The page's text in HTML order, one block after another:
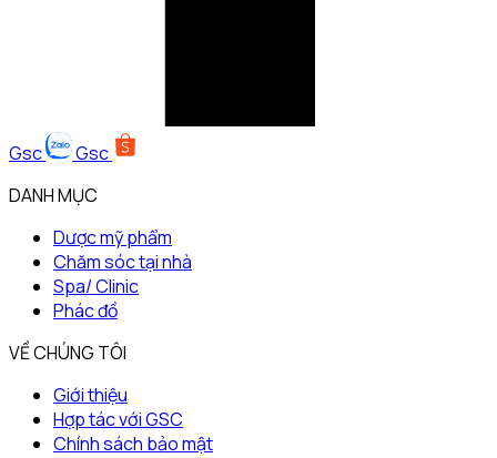
Gsc
Gsc
DANH MỤC
Dược mỹ phẩm
Chăm sóc tại nhà
Spa/ Clinic
Phác đồ
VỀ CHÚNG TÔI
Giới thiệu
Hợp tác với GSC
Chính sách bảo mật